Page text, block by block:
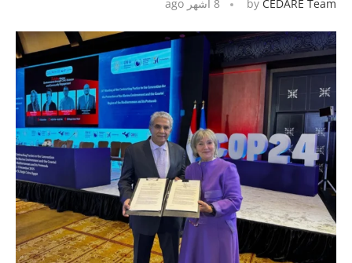
by CEDARE Team 8 أشهر ago